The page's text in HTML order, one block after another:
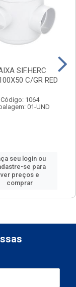
SIF.HERC
C/GR RED
Código: 1064
01-UND
seu login ou
se para
ver preços e
comprar